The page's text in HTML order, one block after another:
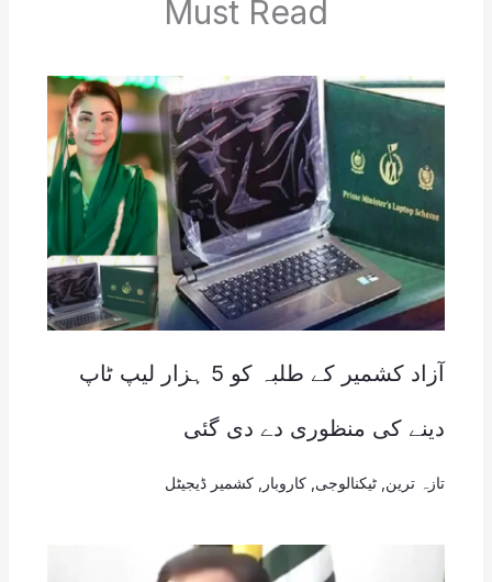
Must Read
آزاد کشمیر کے طلبہ کو 5 ہزار لیپ ٹاپ
دینے کی منظوری دے دی گئی
تازہ ترین ٹیکنالوجی کاروبار کشمیر ڈیجیٹل